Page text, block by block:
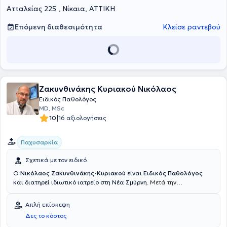
Ατταλείας 225 , Νίκαια, ΑΤΤΙΚΗ
Επόμενη διαθεσιμότητα
Κλείσε ραντεβού
Ζακυνθινάκης Κυριακού Νικόλαος
Ειδικός Παθολόγος
MD, MSc
10|16 αξιολογήσεις
Παχυσαρκία
Σχετικά με τον ειδικό
Ο Νικόλαος Ζακυνθινάκης-Κυριακού είναι Ειδικός Παθολόγος
και διατηρεί ιδιωτικό ιατρείο στη Νέα Σμύρνη. Μετά την
σε νοσοκομεία του Ηνωμένου Βασιλείου για 10 έτη αποκτώντας
σημαντική εμπειρία στην αντιμετώπιση οξέων και χρόνιων
παθολογικών νοσημάτων. Το ιδιαίτερο επιστημονικό του ενδιαφέρον
Απλή επίσκεψη
Δες το κόστος